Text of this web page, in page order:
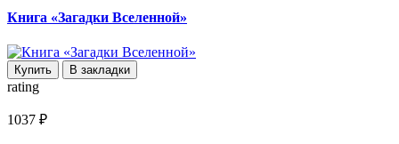
Книга «Загадки Вселенной»
Купить В закладки
rating
1037 ₽